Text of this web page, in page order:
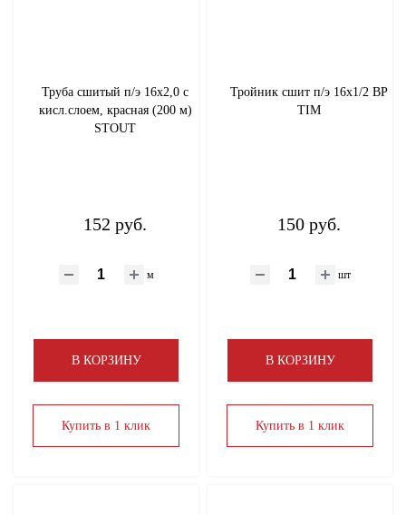
Труба сшитый п/э 16х2,0 с
кисл.слоем, красная (200 м)
STOUT
152 руб.
м
В КОРЗИНУ
Купить в 1 клик
Тройник сшит п/э 16х1/2 ВР
TIM
150 руб.
шт
В КОРЗИНУ
Купить в 1 клик